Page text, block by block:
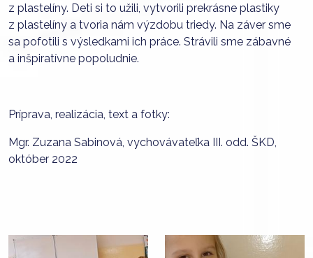
z plastelíny. Deti si to užili, vytvorili prekrásne plastiky
z plastelíny a tvoria nám výzdobu triedy. Na záver sme
sa pofotili s výsledkami ich práce. Strávili sme zábavné
a inšpiratívne popoludnie.
Príprava, realizácia, text a fotky:
Mgr. Zuzana Sabinová, vychovávateľka III. odd. ŠKD,
október 2022